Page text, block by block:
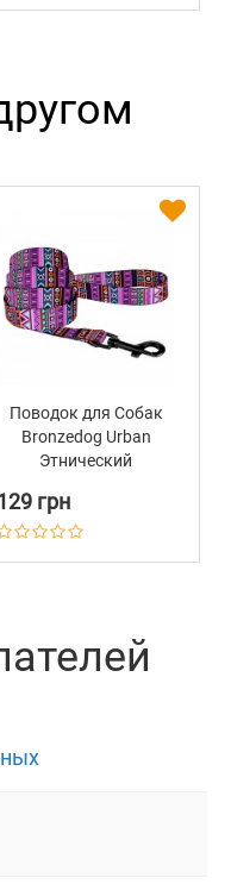
Поводок для Собак
Bronzedog Urban
Этнический
Фиолетовый
грн